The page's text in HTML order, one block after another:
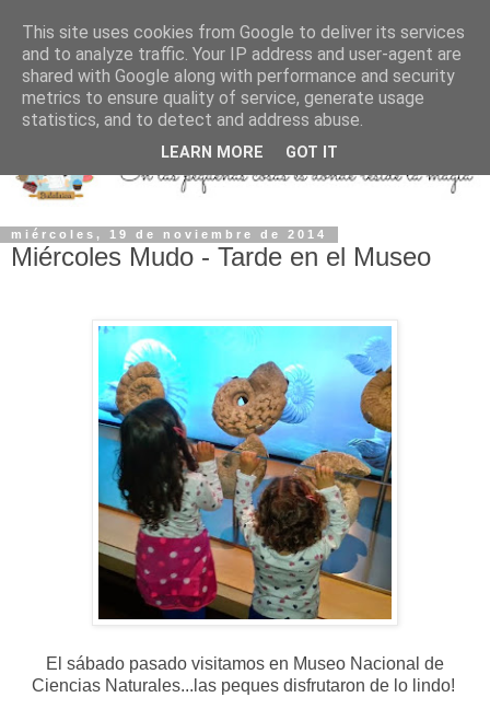
miércoles, 19 de noviembre de 2014
Miércoles Mudo - Tarde en el Museo
El sábado pasado visitamos en Museo Nacional de
Ciencias Naturales...las peques disfrutaron de lo lindo!
This site uses cookies from Google to deliver its services
and to analyze traffic. Your IP address and user-agent are
shared with Google along with performance and security
metrics to ensure quality of service, generate usage
statistics, and to detect and address abuse.
LEARN MORE GOT IT